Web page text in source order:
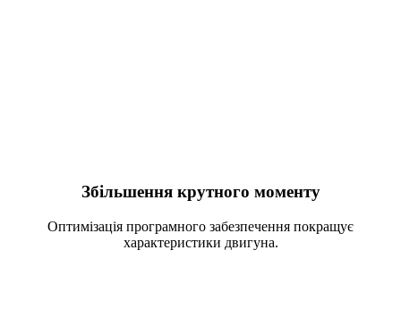
Збільшення крутного моменту
Оптимізація програмного забезпечення покращує
характеристики двигуна.